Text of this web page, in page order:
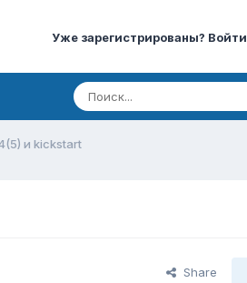
Уже зарегистрированы? Войти
и kickstart
Share